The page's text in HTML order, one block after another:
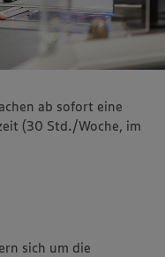
ab sofort eine
(30 Std./Woche, im
sich um die